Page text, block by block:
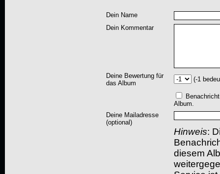
Dein Name
Dein Kommentar
Deine Bewertung für
das Album
(-1
Album.
Deine Mailadresse
(optional)
Hinweis:
diesem